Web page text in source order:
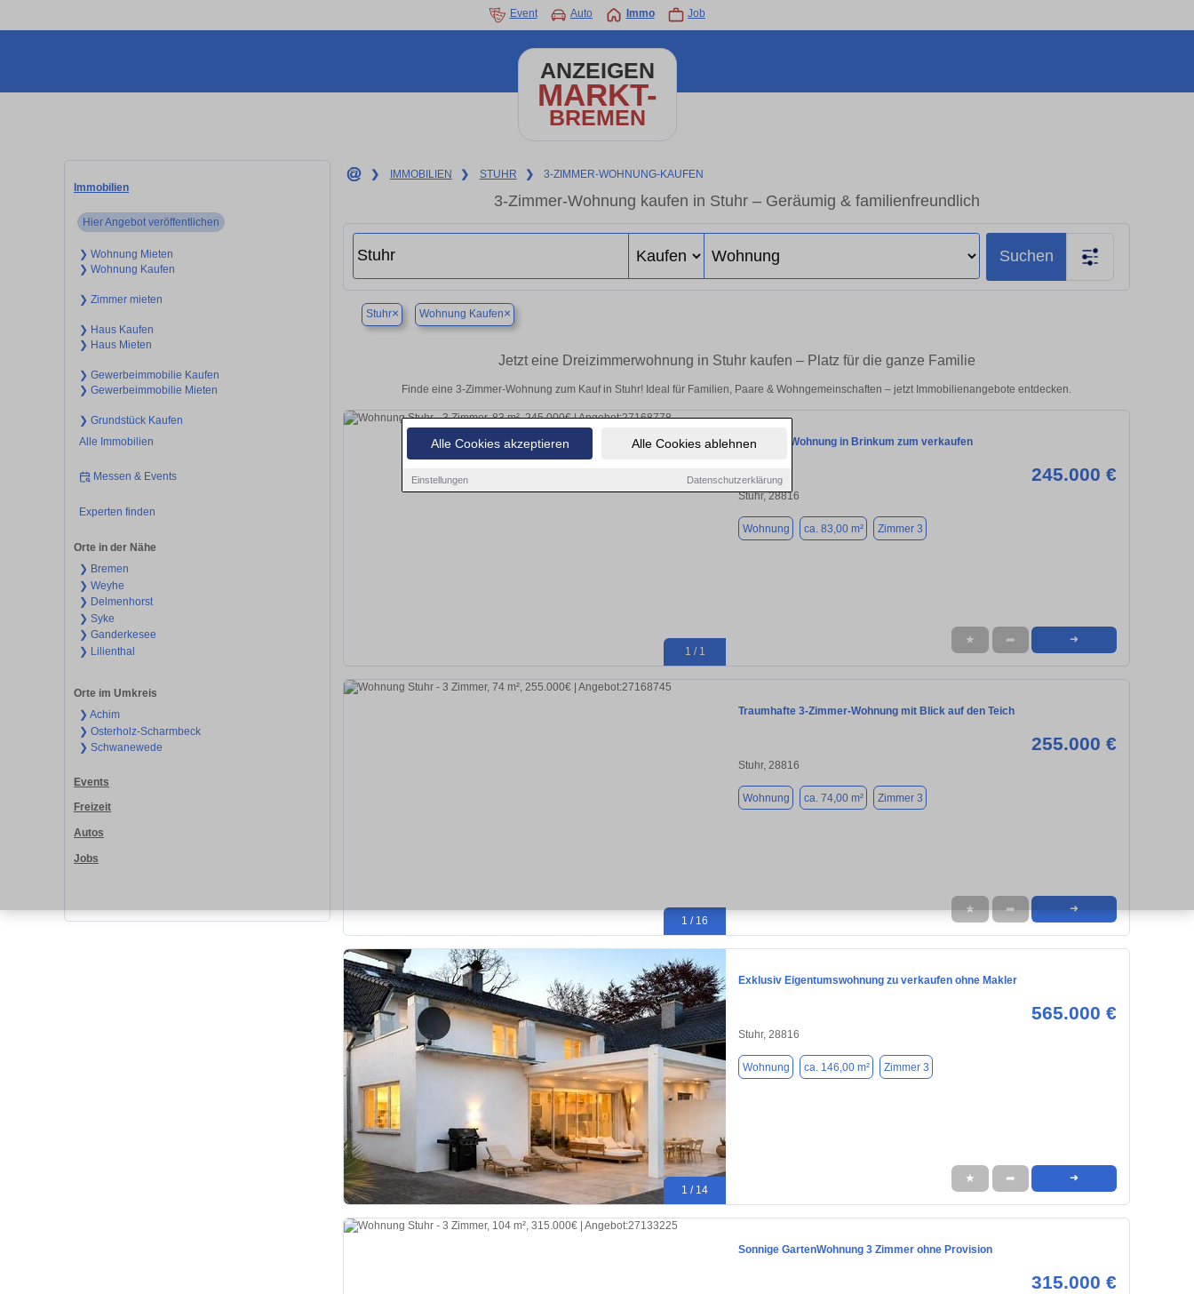
Alle Cookies akzeptieren Alle Cookies ablehnen
Einstellungen Datenschutzerklärung
Event Auto Immo Job
ANZEIGEN
MARKT-
BREMEN
Immobilien
Hier Angebot veröffentlichen
❯ Wohnung Mieten
❯ Wohnung Kaufen
❯ Zimmer mieten
❯ Haus Kaufen
❯ Haus Mieten
❯ Gewerbeimmobilie Kaufen
❯ Gewerbeimmobilie Mieten
❯ Grundstück Kaufen
Alle Immobilien
Messen & Events
Experten finden
Orte in der Nähe
❯ Bremen
❯ Weyhe
❯ Delmenhorst
❯ Syke
❯ Ganderkesee
❯ Lilienthal
Orte im Umkreis
❯ Achim
❯ Osterholz-Scharmbeck
❯ Schwanewede
Events
Freizeit
Autos
Jobs
❯ IMMOBILIEN ❯ STUHR ❯ 3-ZIMMER-WOHNUNG-KAUFEN
3-Zimmer-Wohnung kaufen in Stuhr – Geräumig & familienfreundlich
Suchen
Stuhr× Wohnung Kaufen×
Jetzt eine Dreizimmerwohnung in Stuhr kaufen – Platz für die ganze Familie
Finde eine 3-Zimmer-Wohnung zum Kauf in Stuhr! Ideal für Familien, Paare & Wohngemeinschaften – jetzt Immobilienangebote entdecken.
1 / 1
3 Zimmer-Wohnung in Brinkum zum verkaufen
245.000 €
Stuhr, 28816
Wohnung ca. 83,00 m² Zimmer 3
★ ➦ ➜
1 / 16
Traumhafte 3-Zimmer-Wohnung mit Blick auf den Teich
255.000 €
Stuhr, 28816
Wohnung ca. 74,00 m² Zimmer 3
★ ➦ ➜
1 / 14
Exklusiv Eigentumswohnung zu verkaufen ohne Makler
565.000 €
Stuhr, 28816
Wohnung ca. 146,00 m² Zimmer 3
★ ➦ ➜
Sonnige GartenWohnung 3 Zimmer ohne Provision
315.000 €